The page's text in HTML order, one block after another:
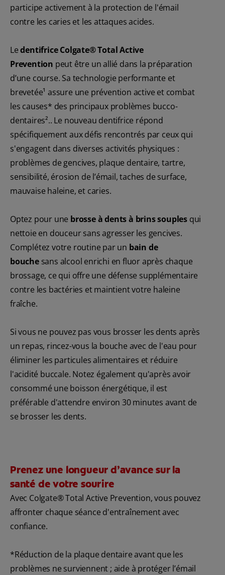
participe activement à la protection de l'émail
contre les caries et les attaques acides.
Ledentifrice Colgate® Total Active
Prevention peut être un allié dans la préparation
d’une course. Sa technologie performante et
brevetée¹ assure une prévention active et combat
les causes* des principaux problèmes bucco-
dentaires².. Le nouveau dentifrice répond
spécifiquement aux défis rencontrés par ceux qui
s'engagent dans diverses activités physiques :
problèmes de gencives, plaque dentaire, tartre,
sensibilité, érosion de l’émail, taches de surface,
mauvaise haleine, et caries.
Optez pour une brosse à dents à brins souples qui
nettoie en douceur sans agresser les gencives.
Complétez votre routine par un bain de
bouchesans alcool enrichi en fluor après chaque
brossage, ce qui offre une défense supplémentaire
contre les bactéries et maintient votre haleine
fraîche.
Si vous ne pouvez pas vous brosser les dents après
un repas, rincez-vous la bouche avec de l'eau pour
éliminer les particules alimentaires et réduire
l'acidité buccale. Notez également qu'après avoir
consommé une boisson énergétique, il est
préférable d'attendre environ 30 minutes avant de
se brosser les dents.
Prenez une longueur d’avance sur la
santé de votre sourire
Avec Colgate® Total Active Prevention, vous pouvez
affronter chaque séance d'entraînement avec
confiance.
*Réduction de la plaque dentaire avant que les
problèmes ne surviennent ; aide à protéger l’émail